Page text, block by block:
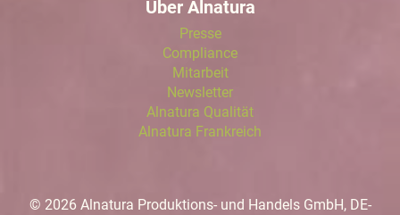
Über Alnatura
Presse
Compliance
Mitarbeit
Newsletter
Alnatura Qualität
Alnatura Frankreich
© 2026 Alnatura Produktions- und Handels GmbH, DE-